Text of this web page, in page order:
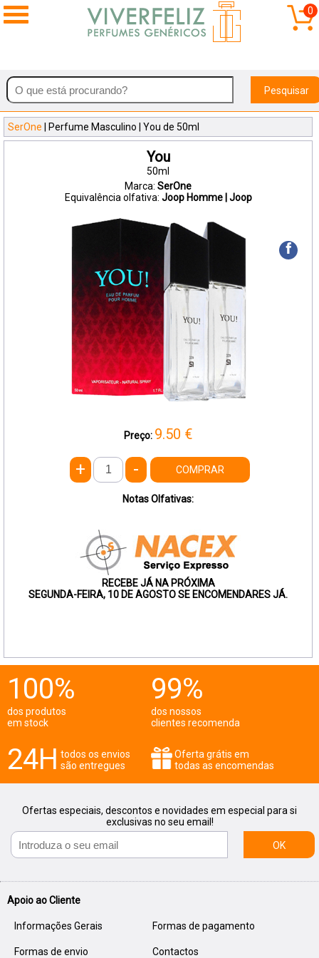
0
Pesquisar
SerOne | Perfume Masculino | You de 50ml
You
50ml
Marca: SerOne
Equivalência olfativa: Joop Homme | Joop
Preço: 9.50 €
+ - COMPRAR
Notas Olfativas:
RECEBE JÁ NA PRÓXIMA
SEGUNDA-FEIRA, 10 DE AGOSTO SE ENCOMENDARES JÁ.
f
100%
dos produtos
em stock
99%
dos nossos
clientes recomenda
24H todos os envios
são entregues
Oferta grátis em
todas as encomendas
Ofertas especiais, descontos e novidades em especial para si
exclusivas no seu email!
OK
Apoio ao Cliente
Informações Gerais Formas de pagamento
Formas de envio Contactos